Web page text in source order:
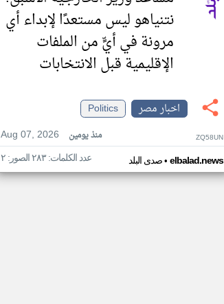
نتنياهو ليس مستعدًا لإبداء أي
مرونة في أيٍّ من الملفات
الإقليمية قبل الانتخابات
اخبار مصر
Politics
Aug 07, 2026
منذ يومين ZQ58UN
صدى البلد• elbalad.news عدد الكلمات: ٢٨٣ الصور: ٢